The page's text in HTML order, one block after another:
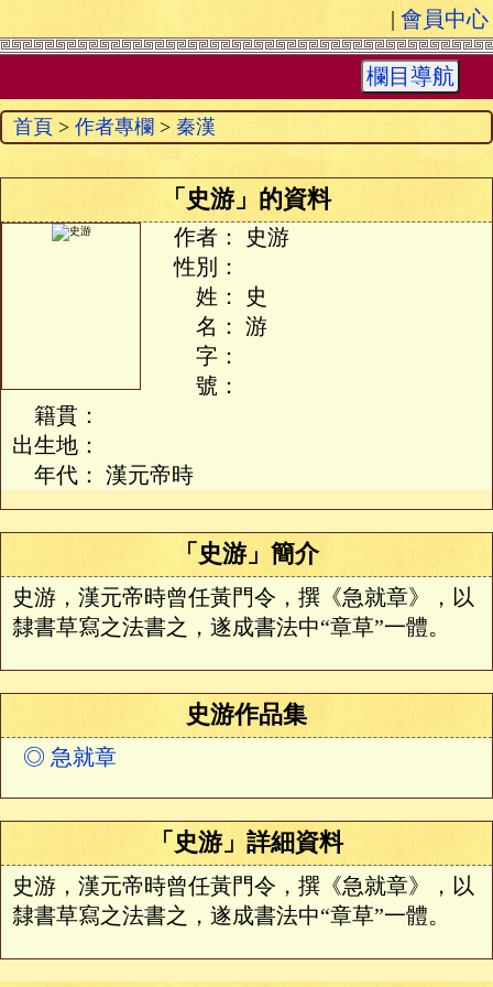
| 會員中心
欄目導航
首頁 > 作者專欄 > 秦漢
「史游」的資料
作者：
史游
性別：
姓：
史
名： 游
字：
號：
籍貫：
出生地：
年代： 漢元帝時
「史游」簡介
史游，漢元帝時曾任黃門令，撰《急就章》，以
隸書草寫之法書之，遂成書法中“章草”一體。
史游作品集
◎ 急就章
「史游」詳細資料
史游，漢元帝時曾任黃門令，撰《急就章》，以
隸書草寫之法書之，遂成書法中“章草”一體。